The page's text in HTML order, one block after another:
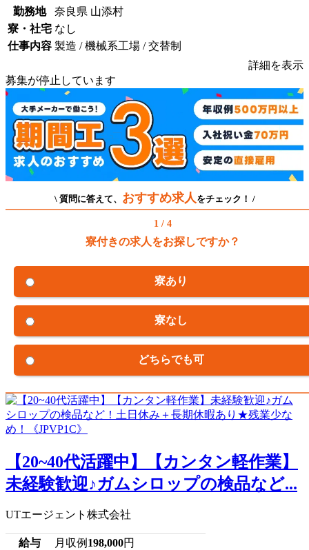
勤務地
奈良県 山添村
寮・社宅 なし
仕事内容 製造 / 機械系工場 / 交替制
詳細を表示
募集が停止しています
\ 質問に答えて、 おすすめ求人 をチェック！ /
1 / 4
寮付きの求人をお探しですか？
寮あり
寮なし
どちらでも可
【20~40代活躍中】【カンタン軽作業】
未経験歓迎♪ガムシロップの検品など...
UTエージェント株式会社
給与 月収例 198,000円